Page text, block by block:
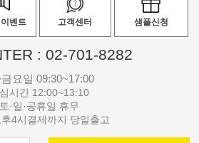
벤트 고객센터 샘플신청
: 02-701-8282
요일 09:30~17:00
시간 12:00~13:10
토·일·공휴일 휴무
4시결제까지 당일출고